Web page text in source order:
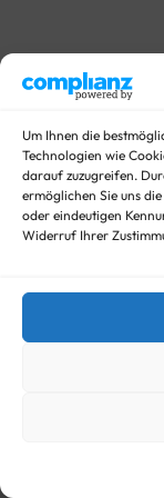
Um Ihnen die
Technologien wie
darauf zuzugreifen.
ermöglichen Sie uns
oder eindeutigen
Widerruf Ihrer
It looks
GO BACK